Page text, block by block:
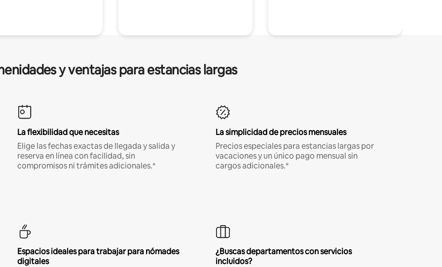
y ventajas para estancias largas
La flexibilidad que necesitas
Elige las fechas exactas de llegada y salida y
reserva en línea con facilidad, sin
compromisos ni trámites adicionales.*
La simplicidad de precios mensuales
Precios especiales para estancias largas por
vacaciones y un único pago mensual sin
cargos adicionales.*
Espacios ideales para trabajar para nómades
digitales
¿Buscas departamentos con servicios
incluidos?